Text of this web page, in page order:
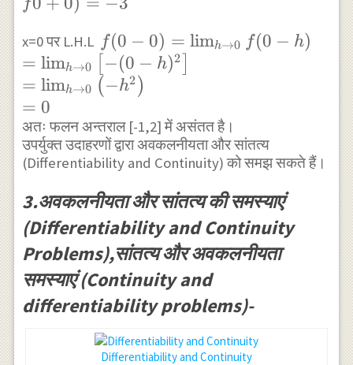
\rightarrow
0}
_{h
\rightarrow
0} 4 h-3 \\
f0+0) =-3
f
x=0 पर L.H.L f(0-0) =\lim
_{h
\rightarrow
\\=\lim _{h
\rightarrow
0}\left[-(0-
h)^{2}\right]
\\=\lim _{h
\rightarrow
0}\left(-
h^{2}\right)
\\ =0
f(0 − 0) = limh→0 f (0 − h)
= limh→0 −(0 − h)2
= limh→0 ( −h2 )
= 0
अतः फलन अन्तराल [-1,2] में असंतत है।
उपर्युक्त उदाहरणों द्वारा अवकलनीयता और सांतत्य
(Differentiability and Continuity) को समझ सकते हैं।
3.अवकलनीयता और सांतत्य की समस्याएं
(Differentiability and Continuity
Problems),सांतत्य और अवकलनीयता
समस्याएं (Continuity and
differentiability problems)-
Differentiability and Continuity